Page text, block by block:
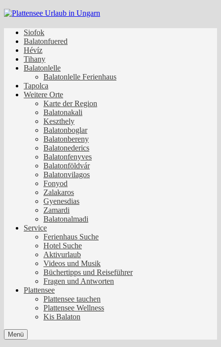
Zurück
zum
Siofok
Balatonfuered
Hévíz
Tihany
Balatonlelle
Balatonlelle Ferienhaus
Tapolca
Weitere Orte
Karte der Region
Balatonakali
Keszthely
Balatonboglar
Balatonbereny
Balatonederics
Balatonfenyves
Balatonföldvár
Balatonvilagos
Fonyod
Zalakaros
Gyenesdias
Zamardi
Balatonalmadi
Service
Ferienhaus Suche
Hotel Suche
Aktivurlaub
Videos und Musik
Büchertipps und Reiseführer
Fragen und Antworten
Plattensee
Plattensee tauchen
Plattensee Wellness
Kis Balaton
Menü